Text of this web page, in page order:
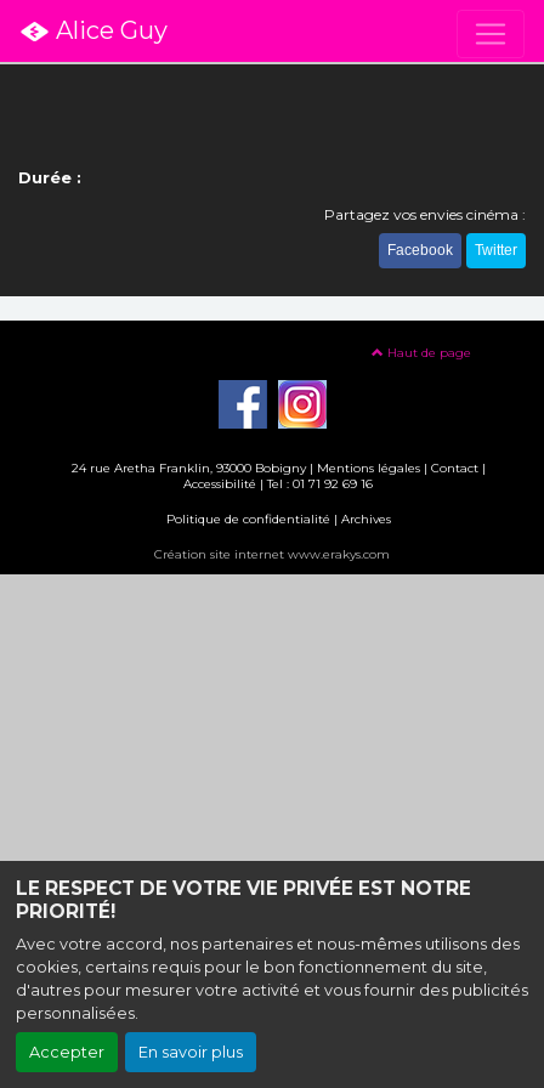
LE RESPECT DE VOTRE VIE PRIVÉE EST NOTRE
PRIORITÉ!
Avec votre accord, nos partenaires et nous-mêmes utilisons des
cookies, certains requis pour le bon fonctionnement du site,
d'autres pour mesurer votre activité et vous fournir des publicités
personnalisées.
Accepter En savoir plus
Alice Guy
Durée :
Partagez vos envies cinéma :
Facebook Twitter
Haut de page
24 rue Aretha Franklin, 93000 Bobigny | Mentions légales| Contact|
Accessibilité | Tel : 01 71 92 69 16
Politique de confidentialité | Archives
Création site internet www.erakys.com